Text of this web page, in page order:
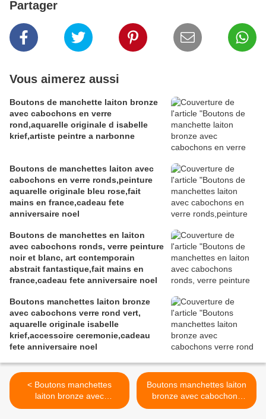
Partager
Vous aimerez aussi
Boutons de manchette laiton bronze
avec cabochons en verre
rond,aquarelle originale d isabelle
krief,artiste peintre a narbonne
Boutons de manchettes laiton avec
cabochons en verre ronds,peinture
aquarelle originale bleu rose,fait
mains en france,cadeau fete
anniversaire noel
Boutons de manchettes en laiton
avec cabochons ronds, verre peinture
noir et blanc, art contemporain
abstrait fantastique,fait mains en
france,cadeau fete anniversaire noel
Boutons manchettes laiton bronze
avec cabochons verre rond vert,
aquarelle originale isabelle
krief,accessoire ceremonie,cadeau
fete anniversaire noel
< Boutons manchettes
laiton bronze avec
cabochons ronds bleu
Boutons manchettes laiton
bronze avec cabochons
ronds vert jaune rouge ,